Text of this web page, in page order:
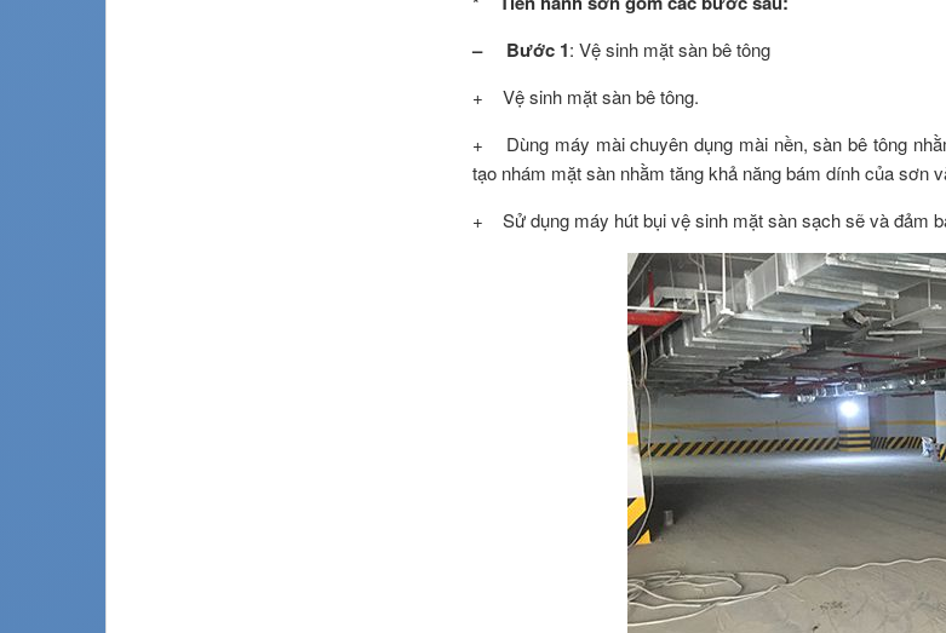
– Bước 1: Vệ sinh mặt sàn bê tông
+ Vệ sinh mặt sàn bê tông.
+ Dùng máy mài chuyên dụng mài nền, sàn bê tông
tạo nhám mặt sàn nhằm tăng khả năng bám dính của sơn
+ Sử dụng máy hút bụi vệ sinh mặt sàn sạch sẽ và đảm